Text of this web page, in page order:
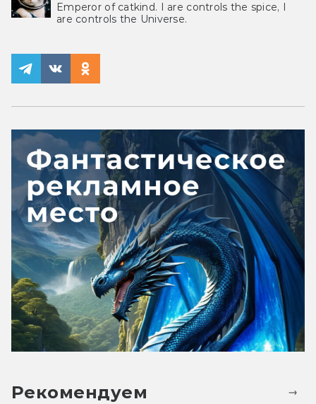
Emperor of catkind. I are controls the spice, I
are controls the Universe.
Рекомендуем